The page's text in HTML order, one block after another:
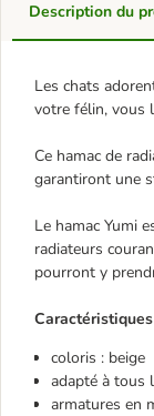
Description du
Les chats
votre félin, vous
Ce hamac de
garantiront une
Le hamac Yumi
radiateurs
pourront y
coloris : beige
adapté à tous
armatures en